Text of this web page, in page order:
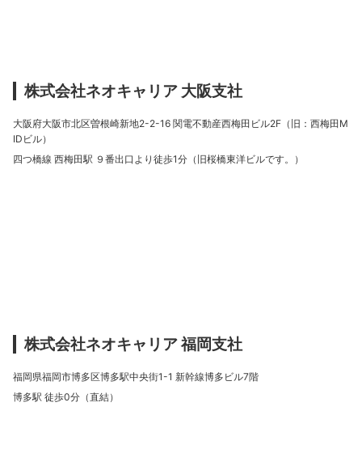
株式会社ネオキャリア 大阪支社
大阪府大阪市北区曽根崎新地2-2-16 関電不動産西梅田ビル2F（旧：西梅田M
IDビル）
四つ橋線 西梅田駅 ９番出口より徒歩1分（旧桜橋東洋ビルです。）
株式会社ネオキャリア 福岡支社
福岡県福岡市博多区博多駅中央街1-1 新幹線博多ビル7階
博多駅 徒歩0分（直結）